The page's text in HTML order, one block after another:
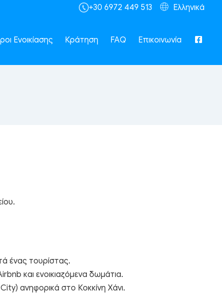
Ελληνικά
+30 6972 449 513
Ενοικίασης Κράτηση FAQ Επικοινωνία
ένας τουρίστας.
και ενοικιαζόμενα δωμάτια.
ανηφορικά στο Κοκκίνη Χάνι.